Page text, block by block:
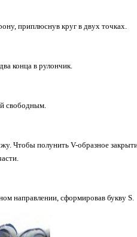
приплюснув круг в двух точках.
конца в рулончик.
свободным.
Чтобы полунить V-образное
направлении, сформировав букву S.